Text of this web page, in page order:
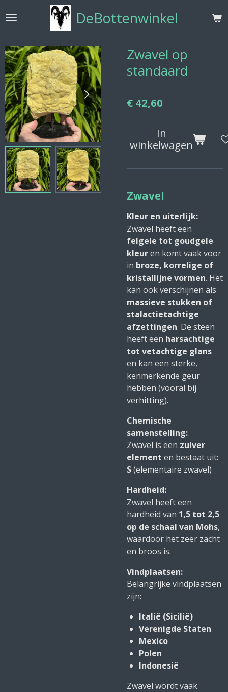
direct
de
hoofdinhoud
DeBottenwinkel
Zwavel op
standaard
€ 42,60
In
winkelwagen
Zwavel
Kleur en uiterlijk:
Zwavel heeft een
felgele tot goudgele
kleuren komt vaak voor
in broze, korrelige of
kristallijne vormen. Het
kan ook verschijnen als
massieve stukken of
stalactietachtige
afzettingen. De steen
heeft een harsachtige
tot vetachtige glans
en kan een sterke,
kenmerkende geur
hebben (vooral bij
verhitting).
Chemische
samenstelling:
Zwavel is een zuiver
element en bestaat uit:
S(elementaire zwavel)
Hardheid:
Zwavel heeft een
hardheid van 1,5 tot 2,5
op de schaal van Mohs,
waardoor het zeer zacht
en broos is.
Vindplaatsen:
Belangrijke vindplaatsen
zijn:
Italië (Sicilië)
Verenigde Staten
Mexico
Polen
Indonesië
Zwavel wordt vaak